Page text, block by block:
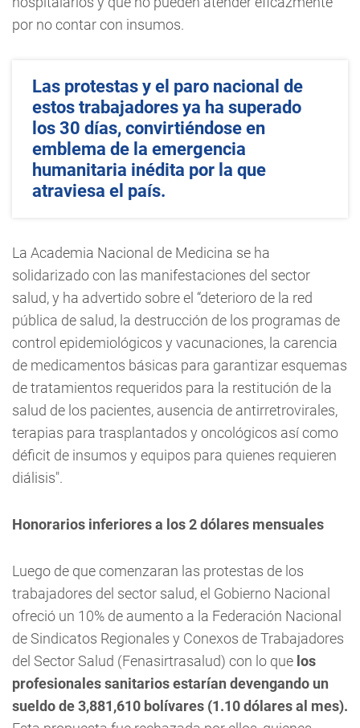
por no contar con insumos.
Las protestas y el paro nacional de
estos trabajadores ya ha superado
los 30 días, convirtiéndose en
emblema de la emergencia
humanitaria inédita por la que
atraviesa el país.
La Academia Nacional de Medicina se ha
solidarizado con las manifestaciones del sector
salud, y ha advertido sobre el “deterioro de la red
pública de salud, la destrucción de los programas de
control epidemiológicos y vacunaciones, la carencia
de medicamentos básicas para garantizar esquemas
de tratamientos requeridos para la restitución de la
salud de los pacientes, ausencia de antirretrovirales,
terapias para trasplantados y oncológicos así como
déficit de insumos y equipos para quienes requieren
diálisis".
Honorarios inferiores a los 2 dólares mensuales
Luego de que comenzaran las protestas de los
trabajadores del sector salud, el Gobierno Nacional
ofreció un 10% de aumento a la Federación Nacional
de Sindicatos Regionales y Conexos de Trabajadores
del Sector Salud (Fenasirtrasalud) con lo que los
profesionales sanitarios estarían devengando un
sueldo de 3,881,610 bolívares (1.10 dólares al mes).